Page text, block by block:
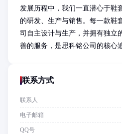
发展历程中，我们一直潜心于鞋
的研发、生产与销售。每一款鞋
司自主设计与生产，并拥有独立
善的服务，是思科铭公司的核心
联系方式
联系人
电子邮箱
QQ号